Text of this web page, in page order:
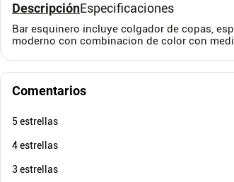
DescripciónEspecificaciones
Bar esquinero incluye colgador de copas,
moderno con combinacion de color con
Comentarios
5 estrellas
4 estrellas
3 estrellas
$ 252.900 -30
$ 363.900
Cuota de